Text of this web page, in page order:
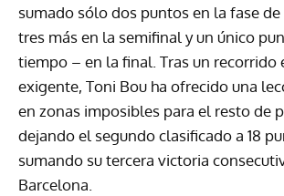
sumado sólo dos puntos en la fase
tres más en la semifinal y un único
tiempo – en la final. Tras un recorrido
exigente, Toni Bou ha ofrecido una
en zonas imposibles para el resto de
dejando el segundo clasificado a 18
sumando su tercera victoria
Barcelona.